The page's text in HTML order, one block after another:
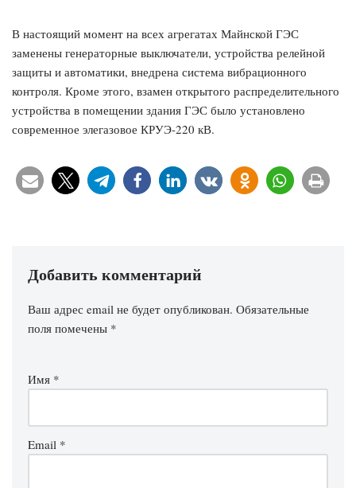
В настоящий момент на всех агрегатах Майнской ГЭС
заменены генераторные выключатели, устройства релейной
защиты и автоматики, внедрена система вибрационного
контроля. Кроме этого, взамен открытого распределительного
устройства в помещении здания ГЭС было установлено
современное элегазовое КРУЭ-220 кВ.
Добавить комментарий
Ваш адрес email не будет опубликован. Обязательные
поля помечены *
Имя *
Email *